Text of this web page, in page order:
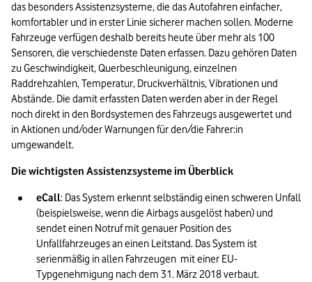
das besonders Assistenzsysteme, die das Autofahren einfacher,
komfortabler und in erster Linie sicherer machen sollen. Moderne
Fahrzeuge verfügen deshalb bereits heute über mehr als 100
Sensoren, die verschiedenste Daten erfassen. Dazu gehören Daten
zu Geschwindigkeit, Querbeschleunigung, einzelnen
Raddrehzahlen, Temperatur, Druckverhältnis, Vibrationen und
Abstände. Die damit erfassten Daten werden aber in der Regel
noch direkt in den Bordsystemen des Fahrzeugs ausgewertet und
in Aktionen und/oder Warnungen für den/die Fahrer:in
umgewandelt.
Die wichtigsten Assistenzsysteme im Überblick
eCall: Das System erkennt selbständig einen schweren Unfall
(beispielsweise, wenn die Airbags ausgelöst haben) und
sendet einen Notruf mit genauer Position des
Unfallfahrzeuges an einen Leitstand. Das System ist
serienmäßig in allen Fahrzeugen  mit einer EU-
Typgenehmigung nach dem 31. März 2018 verbaut.